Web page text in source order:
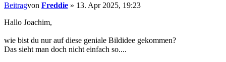
Beitragvon Freddie » 13. Apr 2025, 19:23
Hallo Joachim,
wie bist du nur auf diese geniale Bildidee gekommen?
Das sieht man doch nicht einfach so....